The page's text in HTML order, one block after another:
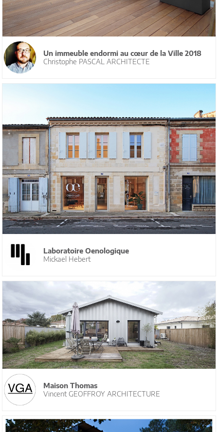
Un immeuble endormi au cœur de la Ville 2018
Christophe PASCAL ARCHITECTE
Laboratoire Oenologique
Mickael Hebert
Maison Thomas
Vincent GEOFFROY ARCHITECTURE